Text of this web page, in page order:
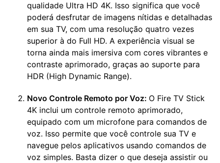
qualidade Ultra HD 4K. Isso significa que você
poderá desfrutar de imagens nítidas e detalhadas
em sua TV, com uma resolução quatro vezes
superior à do Full HD. A experiência visual se
torna ainda mais imersiva com cores vibrantes e
contraste aprimorado, graças ao suporte para
HDR (High Dynamic Range).
Novo Controle Remoto por Voz: O Fire TV Stick
4K inclui um controle remoto aprimorado,
equipado com um microfone para comandos de
voz. Isso permite que você controle sua TV e
navegue pelos aplicativos usando comandos de
voz simples. Basta dizer o que deseja assistir ou